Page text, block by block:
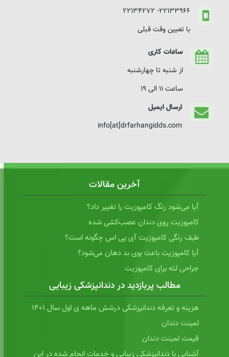
22133966- 22134272
با تعیین وقت قبلی
ساعات کاری
از شنبه تا چهارشنبه
ساعت 11 الی 19
ارسال ایمیل
info[at]drfarhangidds.com
آخرین مقالات
آیا می‌شود رنگ کامپوزیت را تغییر داد؟
کامپوزیت روی دندان عصب‌کشی شده
طیف رنگی کامپوزیت آی پی اس چگونه است؟
آیا کامپوزیت باعث بوی بد دهان می‌شود؟
جراحی لثه برای کامپوزیت
مطالب پربازدید در دندانپزشکی زیبایی
هزینه و تعرفه دندانپزشکی درشش ماهه ی اول سال 1401
لمینت دندان
قیمت لمینت دندان
آشنایی با دندانپزشکی زیبایی و خدمات انجام شده در این